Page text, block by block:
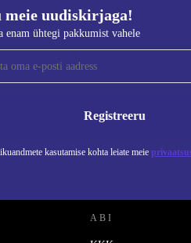
uudiskirjaga!
enam ühtegi pakkumist vahele
Registreeru
kasutamise kohta leiate meie
pakkumist vahele.
Teavet
NEW.
ABI